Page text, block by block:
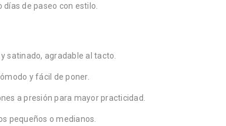
de paseo con estilo.
satinado, agradable al tacto.
y fácil de poner.
a presión para mayor practicidad.
pequeños o medianos.